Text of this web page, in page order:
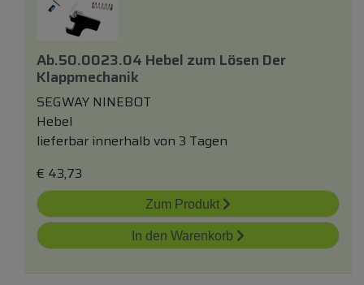
Ab.50.0023.04 Hebel zum Lösen Der
Klappmechanik
SEGWAY NINEBOT
Hebel
lieferbar innerhalb von 3 Tagen
€ 43,73
Zum Produkt
In den Warenkorb